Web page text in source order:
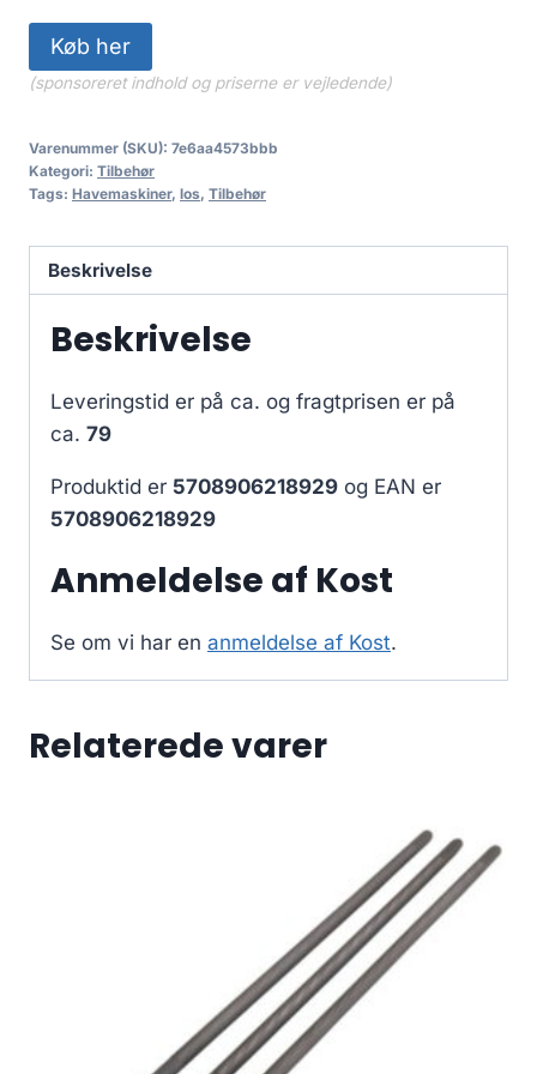
Køb her
(sponsoreret indhold og priserne er vejledende)
Varenummer (SKU): 7e6aa4573bbb
Kategori: Tilbehør
Tags: Havemaskiner, los, Tilbehør
Beskrivelse
Beskrivelse
Leveringstid er på ca. og fragtprisen er på
ca. 79
Produktid er 5708906218929 og EAN er
5708906218929
Anmeldelse af Kost
Se om vi har en anmeldelse af Kost.
Relaterede varer